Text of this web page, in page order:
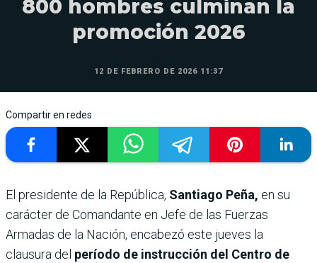
800 hombres culminan la
promoción 2026
12 DE FEBRERO DE 2026 11:37
Compartir en redes
El presidente de la República, Santiago Peña, en su
carácter de Comandante en Jefe de las Fuerzas
Armadas de la Nación, encabezó este jueves la
clausura del período de instrucción del Centro de